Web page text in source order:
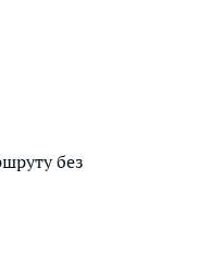
без